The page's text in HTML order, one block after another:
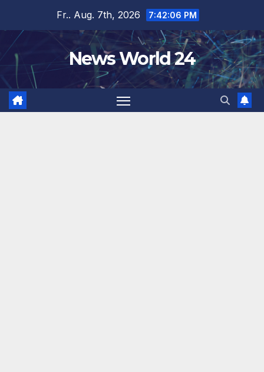
springen
Fr.. Aug. 7th, 2026 7:42:06 PM
News World 24